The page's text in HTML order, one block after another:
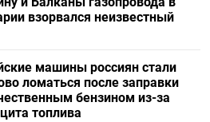
взорвался неизвестный
машины россиян стали
ломаться после заправки
бензином из-за
топлива